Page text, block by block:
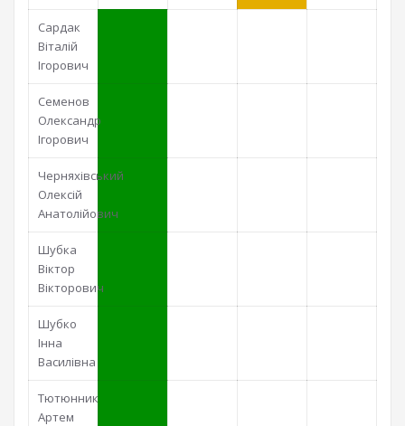
Сардак
Віталій
Ігорович
Семенов
Олександр
Ігорович
Черняхівський
Олексій
Анатолійович
Шубка
Віктор
Вікторович
Шубко
Інна
Василівна
Тютюнник
Артем